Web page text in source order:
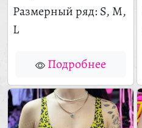
Размерный ряд: S, M,
L
Подробнее